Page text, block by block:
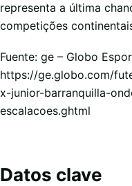
representa a última
competições
Fuente: ge – Globo
https://ge.globo.com/
x-junior-barranquilla-
escalacoes.ghtml
Datos clave